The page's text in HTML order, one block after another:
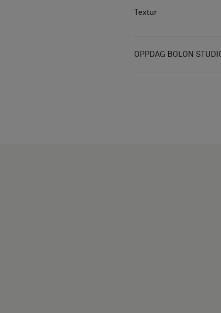
Textur
OPPDAG BOLON